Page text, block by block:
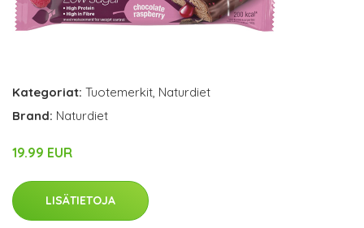
Kategoriat: Tuotemerkit, Naturdiet
Brand: Naturdiet
19.99 EUR
LISÄTIETOJA